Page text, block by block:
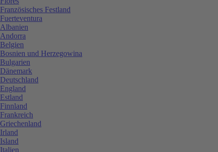
Französisches Festland
Fuerteventura
Albanien
Andorra
Belgien
Bosnien und Herzegowina
Bulgarien
Dänemark
Deutschland
England
Estland
Finnland
Frankreich
Griechenland
Irland
Island
Italien